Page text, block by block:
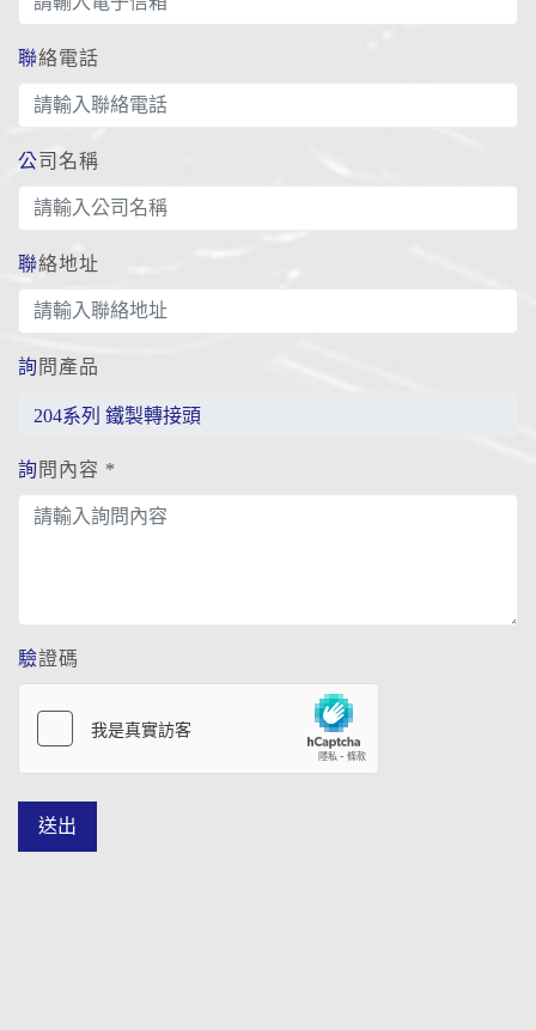
聯絡電話
公司名稱
聯絡地址
詢問產品
詢問內容 *
驗證碼
送出